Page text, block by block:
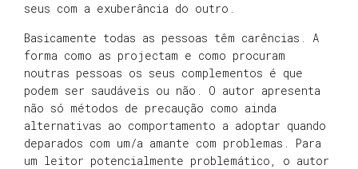
seus com a exuberância do outro.
Basicamente todas as pessoas têm carências. A
forma como as projectam e como procuram
noutras pessoas os seus complementos é que
podem ser saudáveis ou não. O autor apresenta
não só métodos de precaução como ainda
alternativas ao comportamento a adoptar quando
deparados com um/a amante com problemas. Para
um leitor potencialmente problemático, o autor